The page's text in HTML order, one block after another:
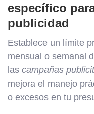
específico
publicidad
Establece un límite
mensual o semanal
las campañas
mejora el manejo
o excesos en tu